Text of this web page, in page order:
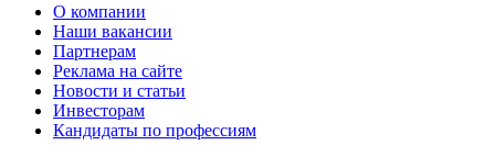
О компании
Наши вакансии
Партнерам
Реклама на сайте
Новости и статьи
Инвесторам
Кандидаты по профессиям